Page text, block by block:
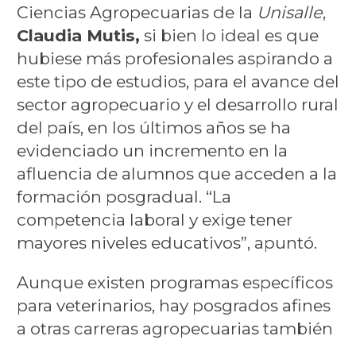
Ciencias Agropecuarias de la Unisalle,
Claudia Mutis, si bien lo ideal es que
hubiese más profesionales aspirando a
este tipo de estudios, para el avance del
sector agropecuario y el desarrollo rural
del país, en los últimos años se ha
evidenciado un incremento en la
afluencia de alumnos que acceden a la
formación posgradual. “La
competencia laboral y exige tener
mayores niveles educativos”, apuntó.
Aunque existen programas específicos
para veterinarios, hay posgrados afines
a otras carreras agropecuarias también